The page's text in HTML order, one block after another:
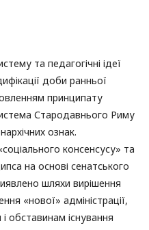
та педагогічні ідеї
доби ранньої
принципату
Стародавнього Риму
ознак.
консенсусу» та
на основі сенатського
шляхи вирішення
«нової» адміністрації,
обставинам існування